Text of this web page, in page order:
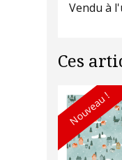
Vendu à
Ces
Nouveau !